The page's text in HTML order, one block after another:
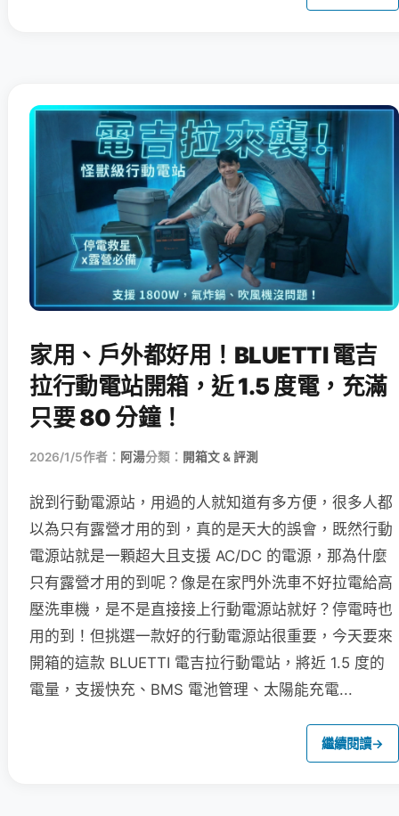
家用、戶外都好用！BLUETTI 電吉
拉行動電站開箱，近 1.5 度電，充滿
只要 80 分鐘！
2026/1/5作者： 阿湯分類： 開箱文 & 評測
說到行動電源站，用過的人就知道有多方便，很多人都
以為只有露營才用的到，真的是天大的誤會，既然行動
電源站就是一顆超大且支援 AC/DC 的電源，那為什麼
只有露營才用的到呢？像是在家門外洗車不好拉電給高
壓洗車機，是不是直接接上行動電源站就好？停電時也
用的到！但挑選一款好的行動電源站很重要，今天要來
開箱的這款 BLUETTI 電吉拉行動電站，將近 1.5 度的
電量，支援快充、BMS 電池管理、太陽能充電...
繼續閱讀→